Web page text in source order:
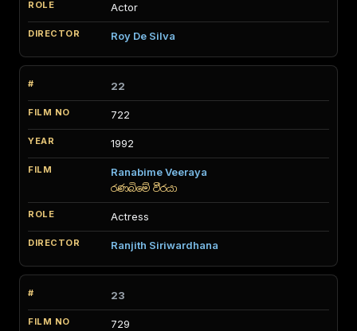
Actor
Roy De Silva
22
722
1992
Ranabime Veeraya
රණබිමේ වීරයා
Actress
Ranjith Siriwardhana
23
729